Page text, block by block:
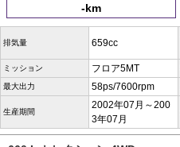
-km
排気量 659cc
ミッション フロア5MT
最大出力 58ps/7600rpm
生産期間
2002年07月～200
3年07月